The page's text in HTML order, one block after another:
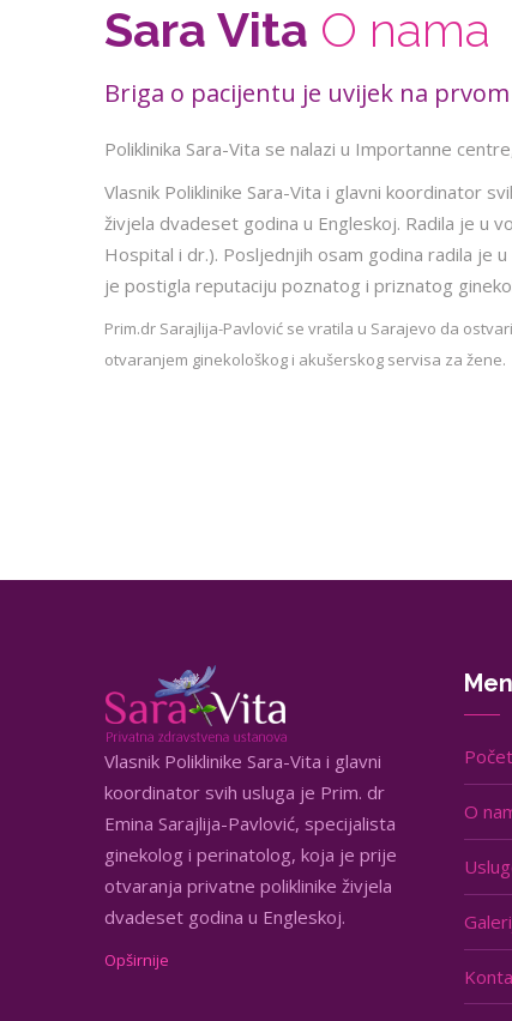
Sara Vita O nama
Briga o pacijentu je uvijek na
Poliklinika Sara-Vita se nalazi u Importanne
Vlasnik Poliklinike Sara-Vita i glavni koordinator
živjela dvadeset godina u Engleskoj. Radila je u
Hospital i dr.). Posljednjih osam godina radila je
je postigla reputaciju poznatog i priznatog
Prim.dr Sarajlija-Pavlović se vratila u Sarajevo da
otvaranjem ginekološkog i akušerskog servisa za žene.
Vlasnik Poliklinike Sara-Vita i glavni
koordinator svih usluga je Prim. dr
Emina Sarajlija-Pavlović, specijalista
ginekolog i perinatolog, koja je prije
otvaranja privatne poliklinike živjela
dvadeset godina u Engleskoj.
Opširnije
O